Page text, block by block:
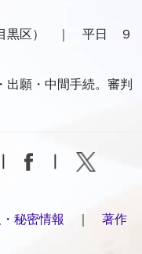
目黒区） ｜ 平日 ９
願・中間手続。審判
秘密情報
著作